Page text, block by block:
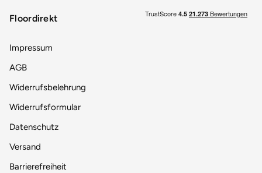
Floordirekt
Impressum
AGB
Widerrufsbelehrung
Widerrufsformular
Datenschutz
Versand
Barrierefreiheit